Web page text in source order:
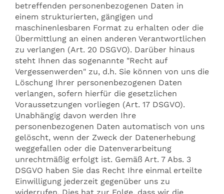
betreffenden personenbezogenen Daten in
einem strukturierten, gängigen und
maschinenlesbaren Format zu erhalten oder die
Übermittlung an einen anderen Verantwortlichen
zu verlangen (Art. 20 DSGVO). Darüber hinaus
steht Ihnen das sogenannte "Recht auf
Vergessenwerden" zu, d.h. Sie können von uns die
Löschung Ihrer personenbezogenen Daten
verlangen, sofern hierfür die gesetzlichen
Voraussetzungen vorliegen (Art. 17 DSGVO).
Unabhängig davon werden Ihre
personenbezogenen Daten automatisch von uns
gelöscht, wenn der Zweck der Datenerhebung
weggefallen oder die Datenverarbeitung
unrechtmäßig erfolgt ist. Gemäß Art. 7 Abs. 3
DSGVO haben Sie das Recht Ihre einmal erteilte
Einwilligung jederzeit gegenüber uns zu